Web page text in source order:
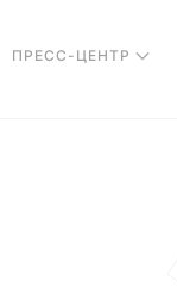
ПРЕСС-ЦЕНТР